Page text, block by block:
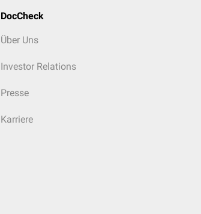
DocCheck
Über Uns
Investor Relations
Presse
Karriere